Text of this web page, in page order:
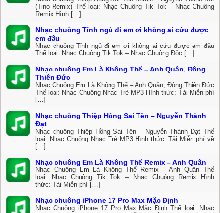
(Tino Remix) Thể loại: Nhạc Chuông Tik Tok – Nhạc Chuông
Remix Hình […]
Nhạc chuông Tỉnh ngủ đi em ơi không ai cứu được
em đâu
Nhạc chuông Tỉnh ngủ đi em ơi không ai cứu được em đâu
Thể loại: Nhạc Chuông Tik Tok – Nhạc Chuông Độc […]
Nhạc chuông Em Là Không Thể – Anh Quân, Đông
Thiên Đức
Nhạc Chuông Em Là Không Thể – Anh Quân, Đông Thiên Đức
Thể loại: Nhạc Chuông Nhạc Trẻ MP3 Hình thức: Tải Miễn phí
[…]
Nhạc chuông Thiệp Hồng Sai Tên – Nguyễn Thành
Đạt
Nhạc chuông Thiệp Hồng Sai Tên – Nguyễn Thành Đạt Thể
loại: Nhạc Chuông Nhạc Trẻ MP3 Hình thức: Tải Miễn phí về
[…]
Nhạc chuông Em Là Không Thể Remix – Anh Quân
Nhạc Chuông Em Là Không Thể Remix – Anh Quân Thể
loại: Nhạc Chuông Tik Tok – Nhạc Chuông Remix Hình
thức: Tải Miễn phí […]
Nhạc chuông iPhone 17 Pro Max Mặc Định
Nhạc Chuông iPhone 17 Pro Max Mặc Định Thể loại: Nhạc